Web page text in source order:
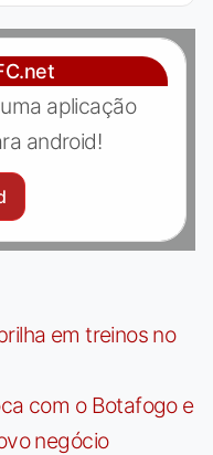
aplicação
android!
em treinos no
com o Botafogo e
negócio